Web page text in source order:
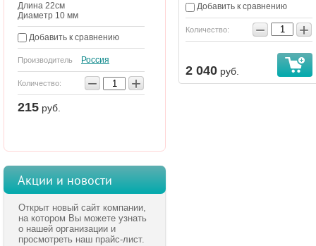
Длина 22см
Диаметр 10 мм
Добавить к сравнению
Производитель Россия
Количество: − +
215 руб.
Акции и новости
Открыт новый сайт компании,
на котором Вы можете узнать
о нашей организации и
просмотреть наш прайс-лист.
Добавить к сравнению
Количество: − +
2 040 руб.